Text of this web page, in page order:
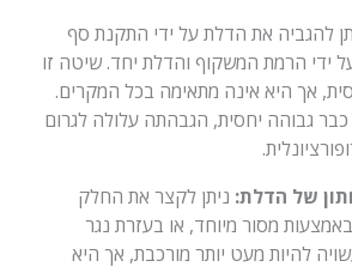
את הדלת על ידי התקנת סף
הרמת המשקוף והדלת יחד. שיטה זו
היא אינה מתאימה בכל המקרים.
יחסית, הגבהתה עלולה לגרום
הדלת:ניתן לקצר את החלק
מסור מיוחד, או בעזרת נגר
מעט יותר מורכבת, אך היא